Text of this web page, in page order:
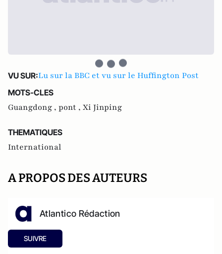
VU SUR:Lu sur la BBC et vu sur le Huffington Post
MOTS-CLES
Guangdong , pont , Xi Jinping
THEMATIQUES
International
A PROPOS DES AUTEURS
Atlantico Rédaction
SUIVRE